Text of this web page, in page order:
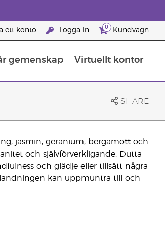
ett konto Logga in 0 Kundvagn
gemenskap Virtuellt kontor
SHARE
jasmin, geranium, bergamott och
och självförverkligande. Dutta
och glädje eller tillsätt några
kan uppmuntra till och